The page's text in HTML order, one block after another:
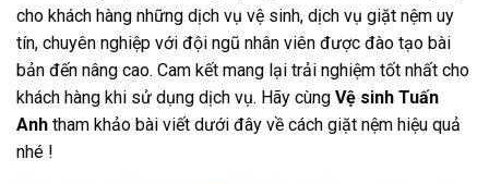
cho khách hàng những dịch vụ vệ sinh, dịch vụ giặt nệm uy
tín, chuyên nghiệp với đội ngũ nhân viên được đào tạo bài
bản đến nâng cao. Cam kết mang lại trải nghiệm tốt nhất cho
khách hàng khi sử dụng dịch vụ. Hãy cùng Vệ sinh Tuấn
Anh tham khảo bài viết dưới đây về cách giặt nệm hiệu quả
nhé !